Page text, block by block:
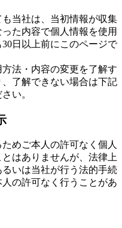
当社は、当初情報が収集
た内容で個人情報を使用
日以上前にこのページで
法・内容の変更を了解す
了解できない場合は下記
い。
めご本人の許可なく個人
はありませんが、法律上
いは当社が行う法的手続
の許可なく行うことがあ